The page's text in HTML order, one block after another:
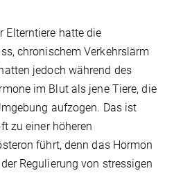
Elterntiere hatte die
chronischem Verkehrslärm
jedoch während des
im Blut als jene Tiere, die
aufzogen. Das ist
zu einer höheren
führt, denn das Hormon
Regulierung von stressigen